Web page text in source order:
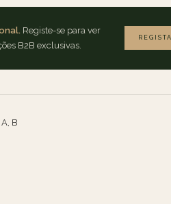
Registe-se para ver
B2B exclusivas.
A, B